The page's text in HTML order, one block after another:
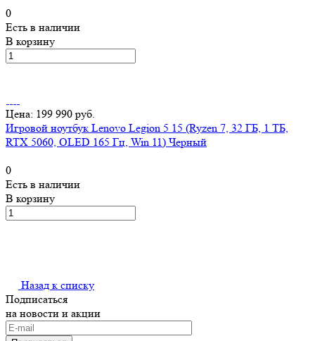
0
Есть в наличии
В корзину
Цена: 199 990 руб.
Игровой ноутбук Lenovo Legion 5 15 (Ryzen 7, 32 ГБ, 1 ТБ,
RTX 5060, OLED 165 Гц, Win 11) Черный
0
Есть в наличии
В корзину
Назад к списку
Подписаться
на новости и акции